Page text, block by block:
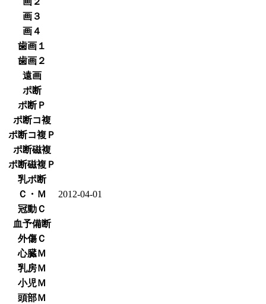
画３
画４
歯画１
歯画２
遠画
ポ断
ポ断Ｐ
ポ断コ複
ポ断コ複Ｐ
ポ断磁複
ポ断磁複Ｐ
乳ポ断
Ｃ・Ｍ
2012-04-01
冠動Ｃ
血予備断
外傷Ｃ
心臓Ｍ
乳房Ｍ
小児Ｍ
頭部Ｍ